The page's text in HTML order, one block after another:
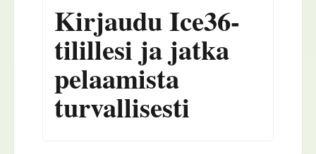
Kirjaudu Ice36-
tilillesi ja jatka
pelaamista
turvallisesti